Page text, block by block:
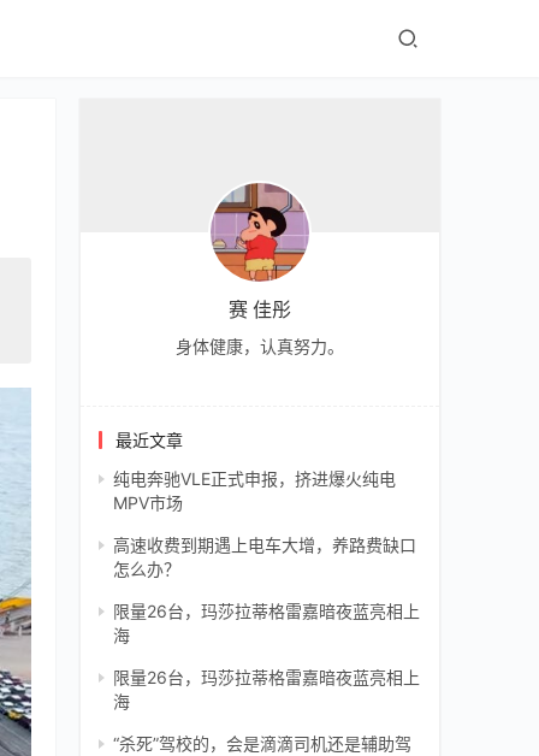
赛 佳彤
身体健康，认真努力。
最近文章
纯电奔驰VLE正式申报，挤进爆火纯电
MPV市场
高速收费到期遇上电车大增，养路费缺口
怎么办？
限量26台，玛莎拉蒂格雷嘉暗夜蓝亮相上
海
限量26台，玛莎拉蒂格雷嘉暗夜蓝亮相上
海
“杀死”驾校的，会是滴滴司机还是辅助驾